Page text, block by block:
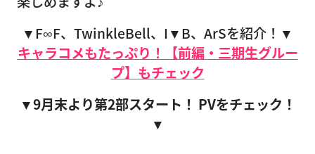
▼F∞F、TwinkleBell、I▼B、ArSを紹介！▼
キャラコメもたっぷり！【前編・三期生グルー
プ】もチェック
▼9月末より第2部スタート！ PVをチェック！
▼